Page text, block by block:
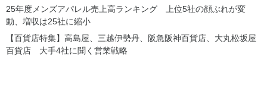
25年度メンズアパレル売上高ランキング 上位5社の顔ぶれが変
動、増収は25社に縮小
【百貨店特集】高島屋、三越伊勢丹、阪急阪神百貨店、大丸松坂屋
百貨店 大手4社に聞く営業戦略